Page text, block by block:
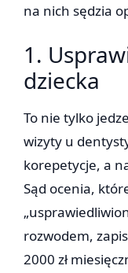
na nich sędzia
1.
dziecka
To nie tylko
wizyty u
korepetycje, a
Sąd ocenia,
rozwodem,
2000 zł